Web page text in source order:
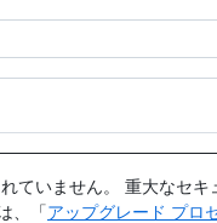
ていません。 重大なセ
、「アップグレード プロ